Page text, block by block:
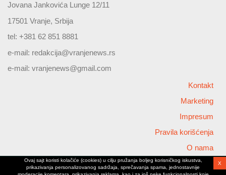
Jovana Jankovića Lunge 12/11
17501 Vranje, Srbija
tel: +381 62 851 8881
e-mail: redakcija@vranjenews.rs
e-mail: vranjenews@gmail.com
Kontakt
Marketing
Impresum
Pravila korišćenja
O nama
Copyright © 2026 Vranjenews
Ovaj sajt koristi kolačiće (cookies) u cilju pružanja boljeg korisničkog iskustva,
prikazivanja personalizovanog sadržaja, sprečavanja spama, jednostavnije
X